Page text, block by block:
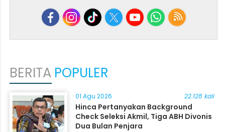
BERITA POPULER
01 Agu 2026 22.128 kali
Hinca Pertanyakan Background
Check Seleksi Akmil, Tiga ABH Divonis
Dua Bulan Penjara